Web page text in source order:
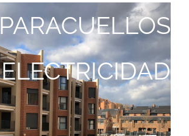
PARACUELLOS
ELECTRICIDAD